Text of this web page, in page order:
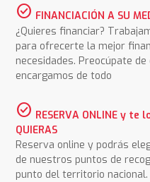
check_circle FINANCIACIÓN A SU
¿Quieres financiar?
para ofrecerte la mejor
necesidades. Preocúpate
encargamos de todo
check_circle RESERVA ONLINE y te
QUIERAS
Reserva online y podrás
de nuestros puntos de
punto del territorio nacional.